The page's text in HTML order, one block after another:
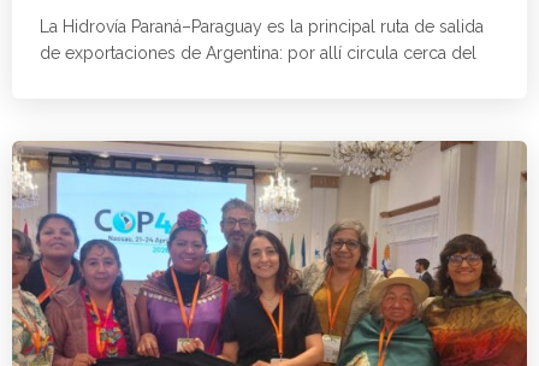
La Hidrovía Paraná–Paraguay es la principal ruta de salida
de exportaciones de Argentina: por allí circula cerca del